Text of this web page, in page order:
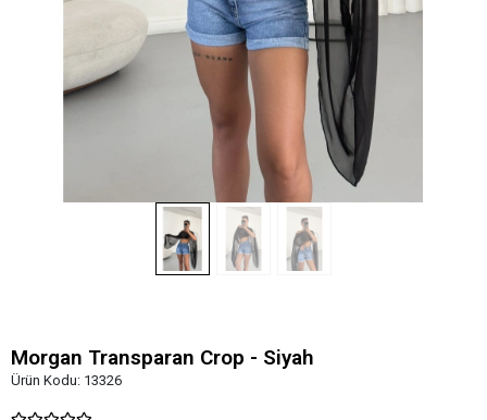
Morgan Transparan Crop - Siyah
Ürün Kodu: 13326